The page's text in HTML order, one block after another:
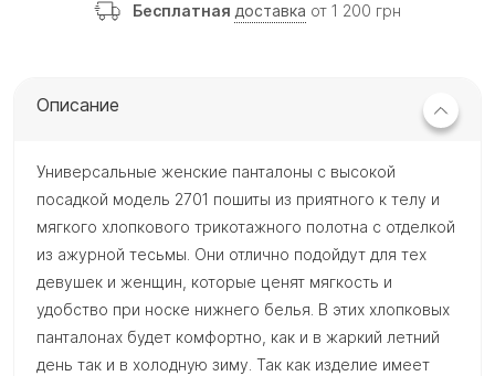
Бесплатная доставка от 1 200 грн
Описание
Универсальные женские панталоны с высокой
посадкой модель 2701 пошиты из приятного к телу и
мягкого хлопкового трикотажного полотна с отделкой
из ажурной тесьмы. Они отлично подойдут для тех
девушек и женщин, которые ценят мягкость и
удобство при носке нижнего белья. В этих хлопковых
панталонах будет комфортно, как и в жаркий летний
день так и в холодную зиму. Так как изделие имеет